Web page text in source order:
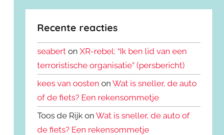
Recente reacties
seabert onXR-rebel: “Ik ben lid van een
terroristische organisatie” (persbericht)
kees van oosten onWat is sneller, de auto
of de fiets? Een rekensommetje
Toos de Rijk onWat is sneller, de auto of
de fiets? Een rekensommetje